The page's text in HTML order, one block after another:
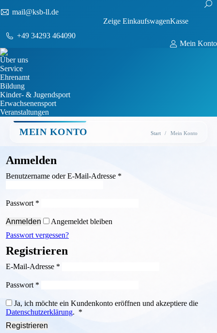
mail@ksb-ll.de
+49 34293 464090
Zeige EinkaufswagenKasse
Mein Konto
Über uns
Service
Ehrenamt
Bildung
Kinder- & Jugendsport
Erwachsenensport
Veranstaltungen
MEIN KONTO
Sie befinden sich
Start Mein Konto
Anmelden
Benutzername oder E-Mail-Adresse *
Passwort *
Anmelden
Angemeldet bleiben
Passwort vergessen?
Registrieren
E-Mail-Adresse *
Passwort *
Ja, ich möchte ein Kundenkonto eröffnen und akzeptiere die
Datenschutzerklärung. *
Registrieren